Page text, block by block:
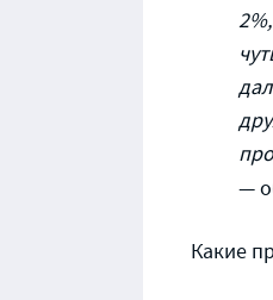
—
Какие